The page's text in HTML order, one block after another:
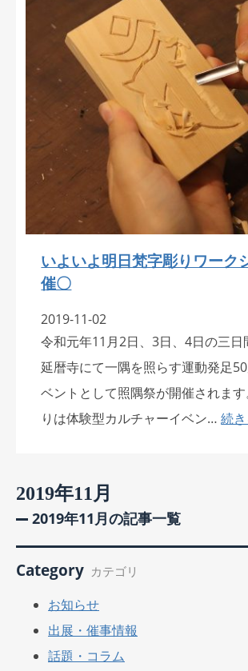
2019年11月
2019年11月の記事一覧
Category カテゴリ
お知らせ
出展・催事情報
話題・コラム
いよいよ明日梵字彫りワーク
催〇
2019-11-02
令和元年11月2日、3日、4日の三日
延暦寺にて一隅を照らす運動発足
ベントとして照隅祭が開催されま
りは体験型カルチャーイベン…続